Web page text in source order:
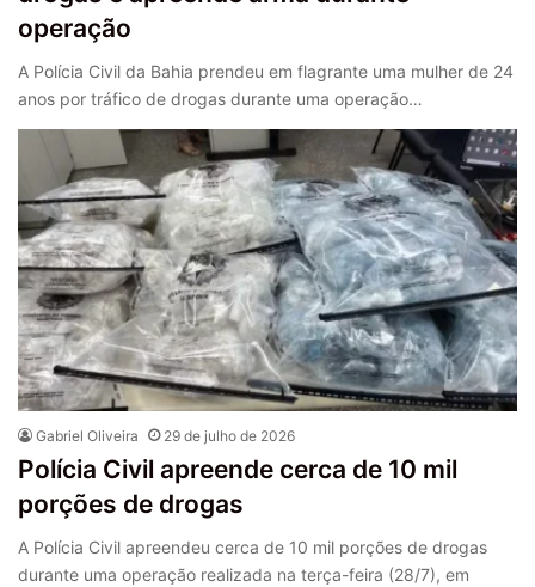
operação
A Polícia Civil da Bahia prendeu em flagrante uma mulher de 24
anos por tráfico de drogas durante uma operação…
Gabriel Oliveira 29 de julho de 2026
Polícia Civil apreende cerca de 10 mil
porções de drogas
A Polícia Civil apreendeu cerca de 10 mil porções de drogas
durante uma operação realizada na terça-feira (28/7), em